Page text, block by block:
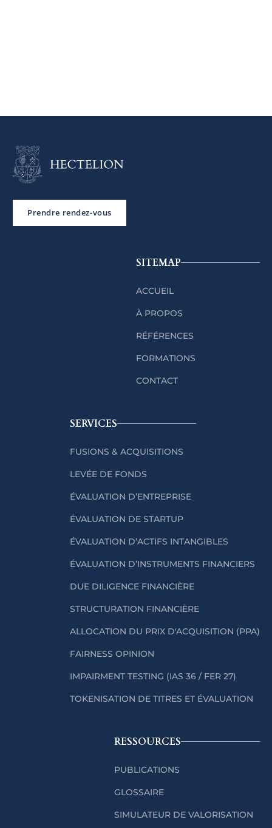
Prendre rendez-vous
SITEMAP
ACCUEIL
À PROPOS
RÉFÉRENCES
FORMATIONS
CONTACT
SERVICES
FUSIONS & ACQUISITIONS
LEVÉE DE FONDS
ÉVALUATION D’ENTREPRISE
ÉVALUATION DE STARTUP
ÉVALUATION D’ACTIFS INTANGIBLES
ÉVALUATION D’INSTRUMENTS FINANCIERS
DUE DILIGENCE FINANCIÈRE
STRUCTURATION FINANCIÈRE
ALLOCATION DU PRIX D'ACQUISITION (PPA)
FAIRNESS OPINION
IMPAIRMENT TESTING (IAS 36 / FER 27)
TOKENISATION DE TITRES ET ÉVALUATION
RESSOURCES
PUBLICATIONS
GLOSSAIRE
SIMULATEUR DE VALORISATION